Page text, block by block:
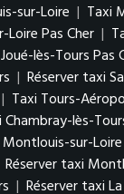
sur-Loire | Taxi
Loire Pas Cher |
lès-Tours Pas
| Réserver taxi
| Taxi Tours-
lès-
sur-Loire
Réserver taxi
| Réserver taxi